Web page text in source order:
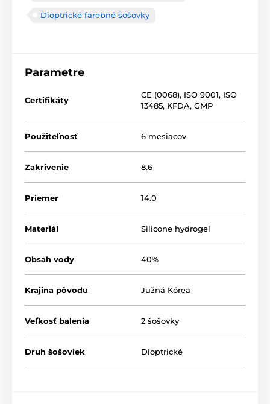
Dioptrické farebné šošovky
Parametre
Certifikáty
CE (0068), ISO 9001, ISO
13485, KFDA, GMP
Použiteľnosť 6 mesiacov
Zakrivenie 8.6
Priemer 14.0
Materiál Silicone hydrogel
Obsah vody 40%
Krajina pôvodu Južná Kórea
Veľkosť balenia 2 šošovky
Druh šošoviek Dioptrické